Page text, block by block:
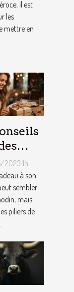
sa
grâce
du
il est
les
mettre en
et
2023 1h
à son
sembler
mais
piliers de